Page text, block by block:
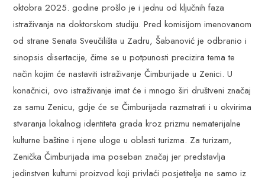
oktobra 2025. godine prošlo je i jednu od ključnih faza
istraživanja na doktorskom studiju. Pred komisijom imenovanom
od strane Senata Sveučilišta u Zadru, Šabanović je odbranio i
sinopsis disertacije, čime se u potpunosti precizira tema te
način kojim će nastaviti istraživanje Čimburijade u Zenici. U
konačnici, ovo istraživanje imat će i mnogo širi društveni značaj
za samu Zenicu, gdje će se Čimburijada razmatrati i u okvirima
stvaranja lokalnog identiteta grada kroz prizmu nematerijalne
kulturne baštine i njene uloge u oblasti turizma. Za turizam,
Zenička Čimburijada ima poseban značaj jer predstavlja
jedinstven kulturni proizvod koji privlaći posjetitelje ne samo iz